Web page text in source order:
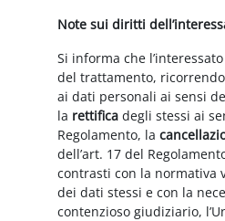
Note sui diritti
Si informa che
del trattamento,
ai dati personali ai sensi
la rettificadegli stessi ai
Regolamento, la
dell’art. 17 del
contrasti con la normativa
dei dati stessi e con la
contenzioso giudiziario,